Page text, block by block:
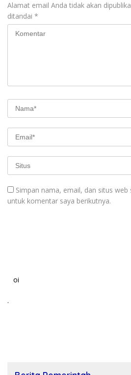
Alamat email Anda tidak akan
ditandai *
Simpan nama, email, dan situs
untuk komentar saya berikutnya.
oi
.